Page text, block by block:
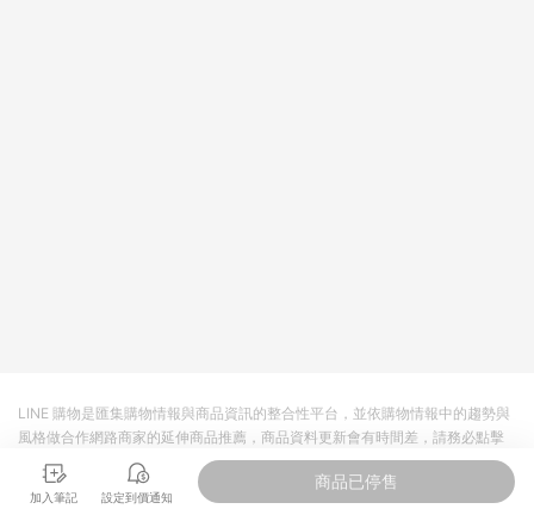
加入筆記 設定到價通知
商品已停售
LINE 購物是匯集購物情報與商品資訊的整合性平台，並依購物情報中的趨勢與
風格做合作網路商家的延伸商品推薦，商品資料更新會有時間差，請務必點擊
商品至各合作網路商家，確認現售價與購物條件，一切資訊以合作廠商網頁為
準。